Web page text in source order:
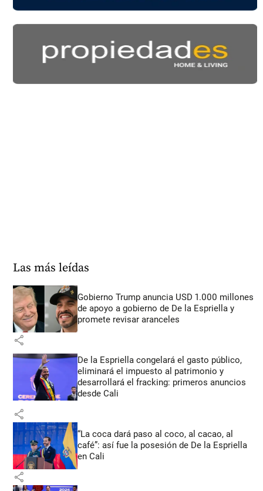
Las más leídas
Gobierno Trump anuncia USD 1.000 millones
de apoyo a gobierno de De la Espriella y
promete revisar aranceles
share
De la Espriella congelará el gasto público,
eliminará el impuesto al patrimonio y
desarrollará el fracking: primeros anuncios
desde Cali
share
“La coca dará paso al coco, al cacao, al
café”: así fue la posesión de De la Espriella
en Cali
share